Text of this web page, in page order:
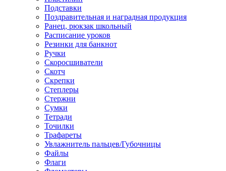
Подставки
Поздравительная и наградная продукция
Ранец, рюкзак школьный
Расписание уроков
Резинки для банкнот
Ручки
Скоросшиватели
Скотч
Скрепки
Степлеры
Стержни
Сумки
Тетради
Точилки
Трафареты
Увлажнитель пальцев/Губочницы
Файлы
Флаги